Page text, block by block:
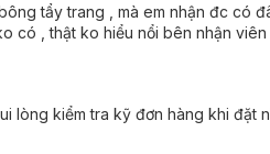
tẩy trang , mà em nhận đc có
có , thật ko hiểu nổi bên nhận viên
lòng kiểm tra kỹ đơn hàng khi đặt